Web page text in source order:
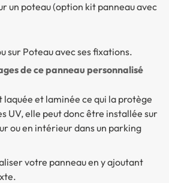
un poteau (option kit panneau avec
sur Poteau avec ses fixations.
de ce panneau personnalisé
et laminée ce qui la protège
UV, elle peut donc être installée sur
ou en intérieur dans un parking
votre panneau en y ajoutant